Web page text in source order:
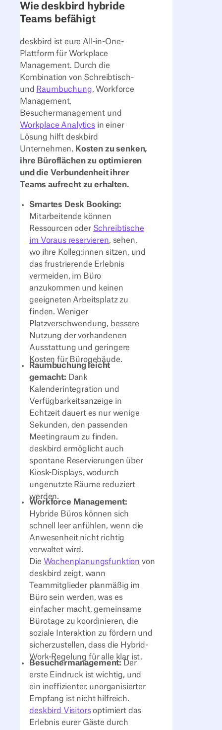
Wie deskbird hybride
Teams befähigt
deskbird ist eure All-in-One-
Plattform für Workplace
Management. Durch die
Kombination von Schreibtisch-
und Raumbuchung, Workforce
Management,
Besuchermanagement und
Workplace Analyticsin einer
Lösung hilft deskbird
Unternehmen, Kosten zu senken,
ihre Büroflächen zu optimieren
und die Verbundenheit ihrer
Teams aufrecht zu erhalten.
Smartes Desk Booking:
Mitarbeitende können
Ressourcen oder Schreibtische
im Voraus reservieren, sehen,
wo ihre Kolleg:innen sitzen, und
das frustrierende Erlebnis
vermeiden, im Büro
anzukommen und keinen
geeigneten Arbeitsplatz zu
finden. Weniger
Platzverschwendung, bessere
Nutzung der vorhandenen
Ausstattung und geringere
Kosten für Bürogebäude.
Raumbuchung leicht
gemacht: Dank
Kalenderintegration und
Verfügbarkeitsanzeige in
Echtzeit dauert es nur wenige
Sekunden, den passenden
Meetingraum zu finden.
deskbird ermöglicht auch
spontane Reservierungen über
Kiosk-Displays, wodurch
ungenutzte Räume reduziert
werden.
Workforce Management:
Hybride Büros können sich
schnell leer anfühlen, wenn die
Anwesenheit nicht richtig
verwaltet wird.
Die Wochenplanungsfunktion von
deskbird zeigt, wann
Teammitglieder planmäßig im
Büro sein werden, was es
einfacher macht, gemeinsame
Bürotage zu koordinieren, die
soziale Interaktion zu fördern und
sicherzustellen, dass die Hybrid-
Work-Regelung für alle klar ist.
Besuchermanagement: Der
erste Eindruck ist wichtig, und
ein ineffizienter, unorganisierter
Empfang ist nicht hilfreich.
deskbird Visitorsoptimiert das
Erlebnis eurer Gäste durch